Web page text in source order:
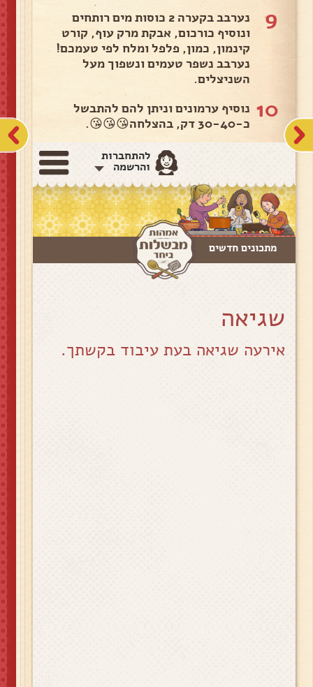
9
נערבב בקערה 2 כוסות מים רותחים
ונוסיף כורכום, אבקת מרק עוף, קורט
קינמון, כמון, פלפל ומלח לפי טעמכם!
נערבב נשפר טעמים ונשפוך מעל
השניצלים.
10 נוסיף ערמונים וניתן להם להתבשל
כ-30-40 דק, בהצלחה😘😘😘.
להתחברות
והרשמה
מתכונים חדשים
שגיאה
אירעה שגיאה בעת עיבוד בקשתך.